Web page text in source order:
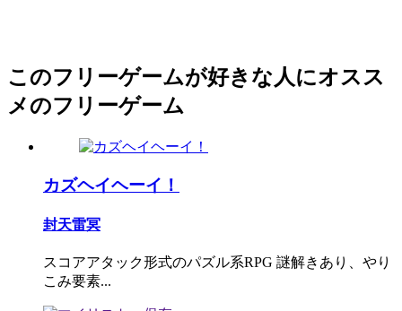
このフリーゲームが好きな人にオスス
メのフリーゲーム
カズヘイヘーイ！
封天雷冥
スコアアタック形式のパズル系RPG 謎解きあり、やり
こみ要素...